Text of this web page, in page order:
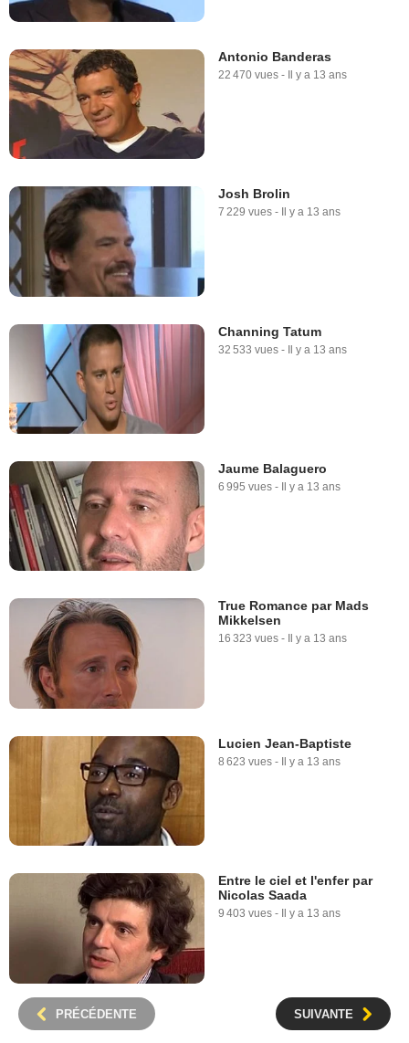
Antonio Banderas
22 470 vues - Il y a 13 ans
Josh Brolin
7 229 vues - Il y a 13 ans
Channing Tatum
32 533 vues - Il y a 13 ans
Jaume Balaguero
6 995 vues - Il y a 13 ans
True Romance par Mads
Mikkelsen
16 323 vues - Il y a 13 ans
Lucien Jean-Baptiste
8 623 vues - Il y a 13 ans
Entre le ciel et l'enfer par
Nicolas Saada
9 403 vues - Il y a 13 ans
PRÉCÉDENTE SUIVANTE